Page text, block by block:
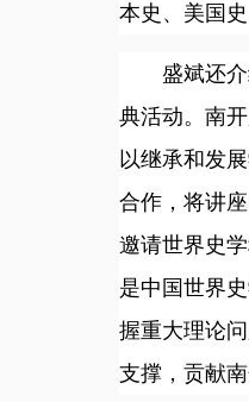
本史、美国
盛斌还介绍
典活动。南
以继承和发
合作，将讲
邀请世界史
是中国世界
握重大理论
支撑，贡献南